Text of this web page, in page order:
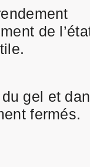
de
gel et
fermés.